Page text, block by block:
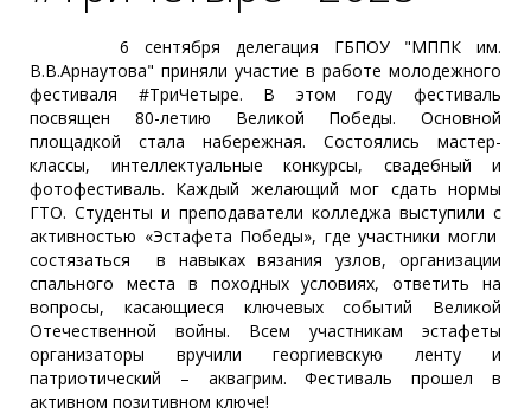
6 сентября делегация ГБПОУ "МППК им.
В.В.Арнаутова" приняли участие в работе молодежного
фестиваля #ТриЧетыре. В этом году фестиваль
посвящен 80-летию Великой Победы. Основной
площадкой стала набережная. Состоялись мастер-
классы, интеллектуальные конкурсы, свадебный и
фотофестиваль. Каждый желающий мог сдать нормы
ГТО. Студенты и преподаватели колледжа выступили с
активностью «Эстафета Победы», где участники могли
состязаться в навыках вязания узлов, организации
спального места в походных условиях, ответить на
вопросы, касающиеся ключевых событий Великой
Отечественной войны. Всем участникам эстафеты
организаторы вручили георгиевскую ленту и
патриотический – аквагрим. Фестиваль прошел в
активном позитивном ключе!